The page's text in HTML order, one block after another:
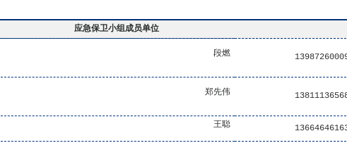
应急保卫小组成员单位
段燃
郑先伟
王聪